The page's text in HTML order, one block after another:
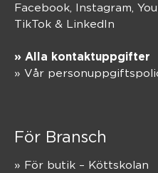
Facebook, Instagram
TikTok & LinkedIn
» Alla kontaktuppgifter
» Vår
För Bransch
» För butik – Köttskolan